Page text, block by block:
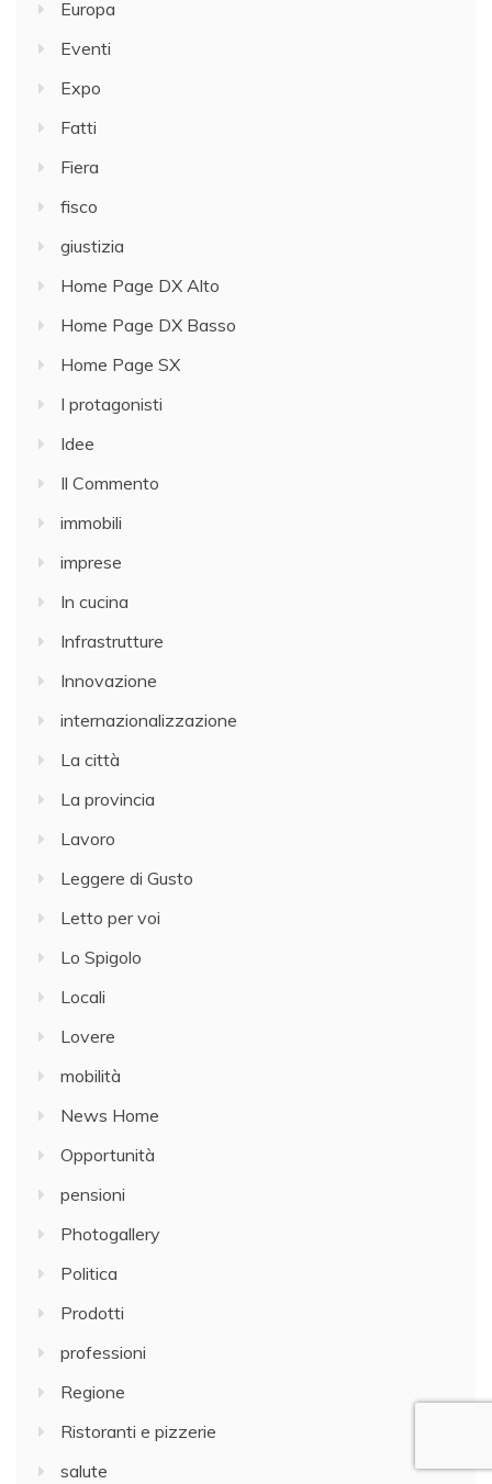
Europa
Eventi
Expo
Fatti
Fiera
fisco
giustizia
Home Page DX Alto
Home Page DX Basso
Home Page SX
I protagonisti
Idee
Il Commento
immobili
imprese
In cucina
Infrastrutture
Innovazione
internazionalizzazione
La città
La provincia
Lavoro
Leggere di Gusto
Letto per voi
Lo Spigolo
Locali
Lovere
mobilità
News Home
Opportunità
pensioni
Photogallery
Politica
Prodotti
professioni
Regione
Ristoranti e pizzerie
salute